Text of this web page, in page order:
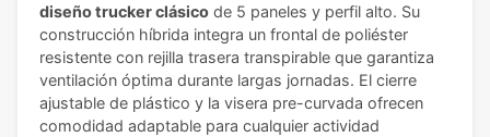
diseño trucker clásico de 5 paneles y perfil alto. Su
construcción híbrida integra un frontal de poliéster
resistente con rejilla trasera transpirable que garantiza
ventilación óptima durante largas jornadas. El cierre
ajustable de plástico y la visera pre-curvada ofrecen
comodidad adaptable para cualquier actividad